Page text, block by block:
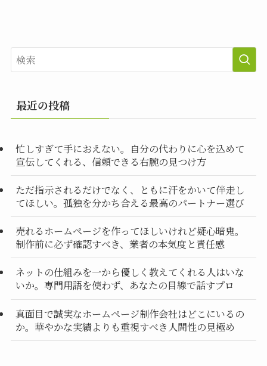
最近の投稿
忙しすぎて手におえない。自分の代わりに心を込めて
宣伝してくれる、信頼できる右腕の見つけ方
ただ指示されるだけでなく、ともに汗をかいて伴走し
てほしい。孤独を分かち合える最高のパートナー選び
売れるホームページを作ってほしいけれど疑心暗鬼。
制作前に必ず確認すべき、業者の本気度と責任感
ネットの仕組みを一から優しく教えてくれる人はいな
いか。専門用語を使わず、あなたの目線で話すプロ
真面目で誠実なホームページ制作会社はどこにいるの
か。華やかな実績よりも重視すべき人間性の見極め